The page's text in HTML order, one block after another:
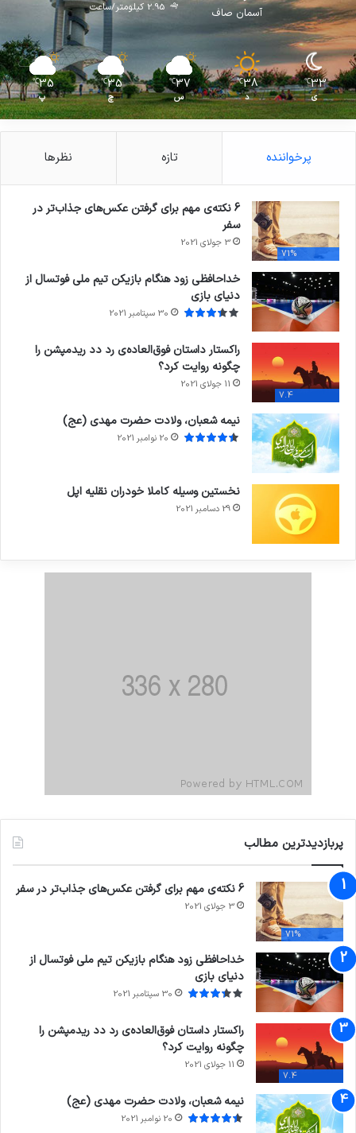
آسمان صاف 2.95 کیلومتر/ساعت
33
℃
ی
38
℃
د
37
℃
س
35
℃
چ
35
℃
پ
پرخواننده تازه نظرها
71%
6 نکته‌ی مهم برای گرفتن عکس‌های جذاب‌تر در
سفر
3 جولای 2021
خداحافظی زود هنگام بازیکن تیم ملی فوتسال از
دنیای بازی
30 سپتامبر 2021
7.4
راکستار داستان فوق‌العاده‌ی رد دد ریدمپشن را
چگونه روایت کرد؟
11 جولای 2021
نیمه شعبان، ولادت حضرت مهدی (عج)
20 نوامبر 2021
نخستین وسیله کاملا خودران نقلیه اپل
29 دسامبر 2021
پربازدیدترین مطالب
71%
6 نکته‌ی مهم برای گرفتن عکس‌های جذاب‌تر در سفر
3 جولای 2021
خداحافظی زود هنگام بازیکن تیم ملی فوتسال از
دنیای بازی
30 سپتامبر 2021
7.4
راکستار داستان فوق‌العاده‌ی رد دد ریدمپشن را
چگونه روایت کرد؟
11 جولای 2021
نیمه شعبان، ولادت حضرت مهدی (عج)
20 نوامبر 2021